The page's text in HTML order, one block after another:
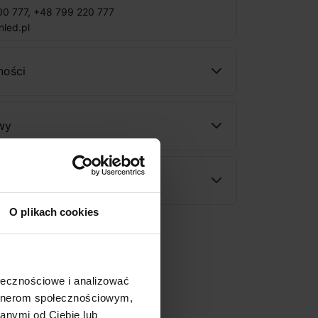
O plikach cookies
i analizować
społecznościowym,
od Ciebie lub
777, +48 799 220 777